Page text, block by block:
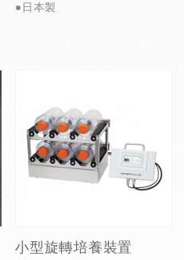
●日本製
小型旋轉培養裝置